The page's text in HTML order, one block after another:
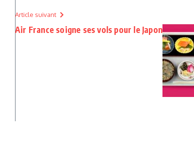
Article suivant
Air France soigne ses vols pour le Japon